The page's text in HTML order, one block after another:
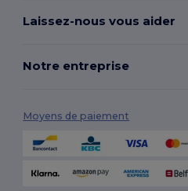
Laissez-nous vous aider
Notre entreprise
Moyens de paiement